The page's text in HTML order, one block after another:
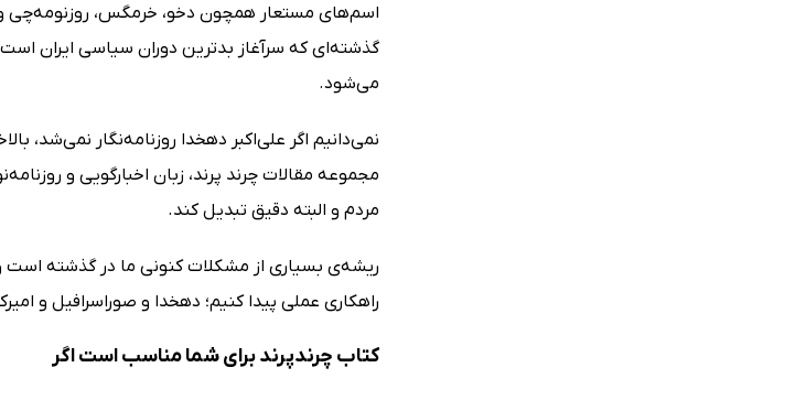
اسم‌های مستعار همچون دخو، خرمگس، روزنومه‌چی
گذشته‌ای که سرآغاز بدترین دوران سیاسی ایران
می‌شود.
نمی‌دانیم اگر علی‌اکبر دهخدا روزنامه‌نگار نمی‌شد،
مجموعه مقالات چرند پرند، زبان اخبارگویی و
مردم و البته دقیق تبدیل کند.
ریشه‌ی بسیاری از مشکلات کنونی ما در گذشته است و
راهکاری عملی پیدا کنیم؛ دهخدا و صوراسرافیل و
کتاب چرندپرند برای شما مناسب است اگر